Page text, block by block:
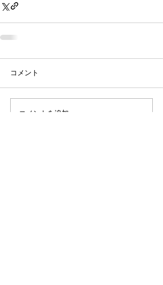
コメント
コメントを追加…